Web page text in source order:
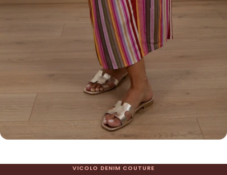
VICOLO DENIM COUTURE